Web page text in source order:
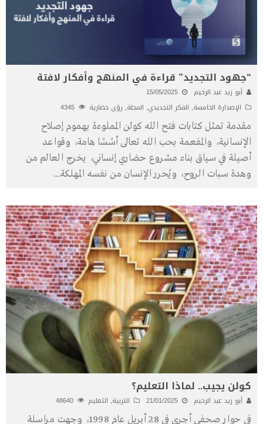
“جهود التجديد” قراءة في المنهج وأفكار لافتة
أبو زيد عبد الرحيم
15/05/2025
الإصدارة الخامسة, الفكر التجديدي, المجلة, رؤى حضارية
مقدمة تمثل كتابات فتح الله كولن المملوءة بهموم إصلاح
الإنسانية، والمفعمة بحب الله تعالى أسُسًا هامة، وقواعد
أصيلة في سياق بناء مشروع حضاري إنساني، يخرج العالم من
وهدة سبات الروح، ويُحرر الإنسان من نفسه المهلكة...
كولن يجيب.. لماذا التعليم؟
أبو زيد عبد الرحيم 21/01/2025 التربية, التعليم
في حوار صحفي أجري في 28 أبريل عام 1998، وجهت مراسلة